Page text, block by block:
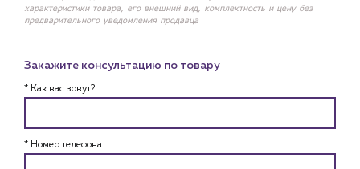
характеристики товара, его внешний вид, комплектность и цену без
предварительного уведомления продавца
Закажите консультацию по товару
* Как вас зовут?
* Номер телефона